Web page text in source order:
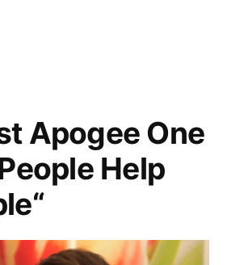
„Pendel”
Apogee One
Help